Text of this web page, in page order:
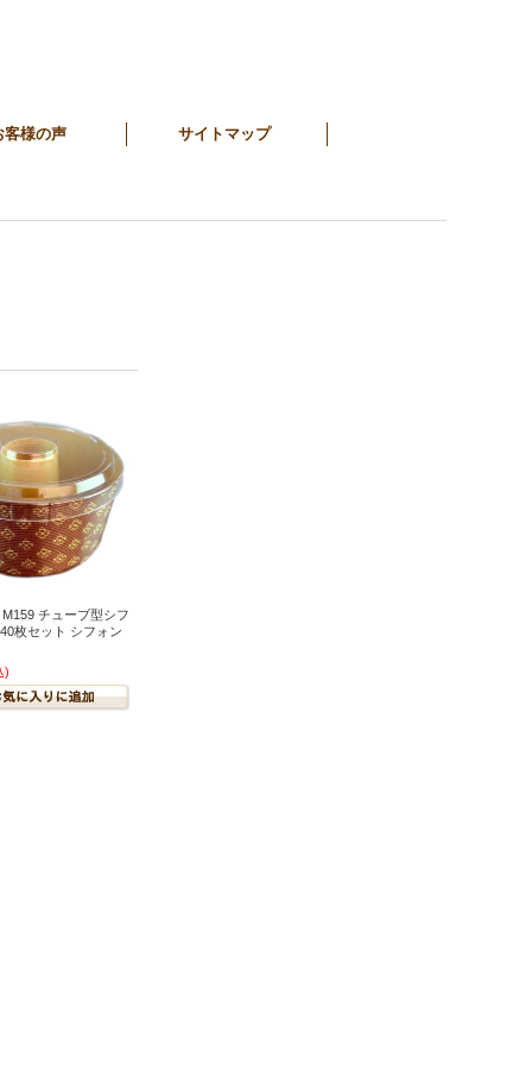
客様の声 サイトマップ
チューブ型シフ
枚セット シフォン
)